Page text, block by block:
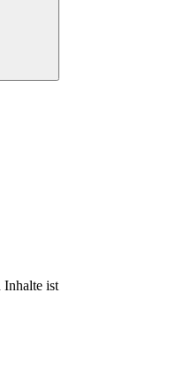
Inhalte ist